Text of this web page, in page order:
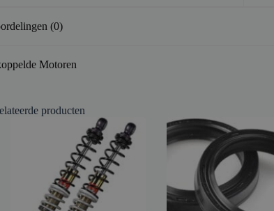
(0)
Motoren
producten